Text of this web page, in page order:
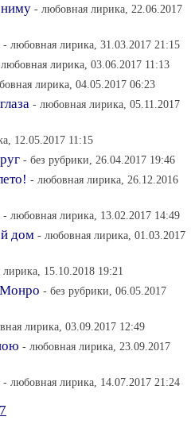
- любовная лирика, 22.06.2017
- любовная лирика, 31.03.2017 21:15
лирика, 03.06.2017 11:13
лирика, 04.05.2017 06:23
- любовная лирика, 05.11.2017
12.05.2017 11:15
- без рубрики, 26.04.2017 19:46
- любовная лирика, 26.12.2016
- любовная лирика, 13.02.2017 14:49
дом - любовная лирика, 01.03.2017
15.10.2018 19:21
- без рубрики, 06.05.2017
лирика, 03.09.2017 12:49
- любовная лирика, 23.09.2017
- любовная лирика, 14.07.2017 21:24